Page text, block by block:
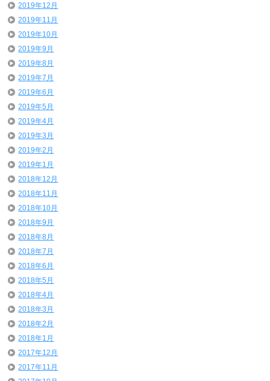
2019年12月
2019年11月
2019年10月
2019年9月
2019年8月
2019年7月
2019年6月
2019年5月
2019年4月
2019年3月
2019年2月
2019年1月
2018年12月
2018年11月
2018年10月
2018年9月
2018年8月
2018年7月
2018年6月
2018年5月
2018年4月
2018年3月
2018年2月
2018年1月
2017年12月
2017年11月